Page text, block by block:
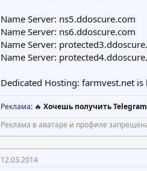
Name Server: ns5.ddoscure.com
Name Server: ns6.ddoscure.com
Name Server:
Name Server:
Dedicated Hosting: farmvest.net is
Реклама: 🔥 Хочешь получить
Реклама в аватаре и профиле
12.03.2014